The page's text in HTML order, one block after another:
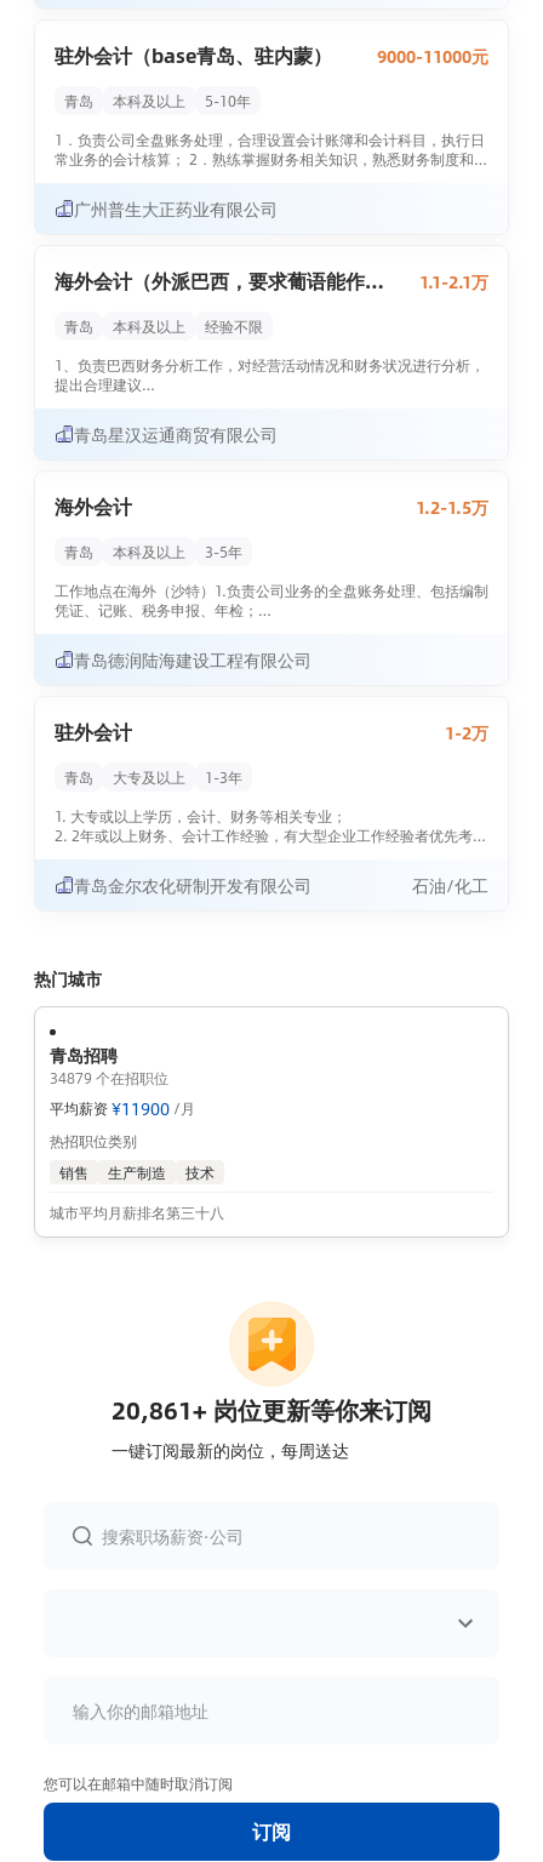
3、外派后，待遇从优。
驻外会计（base青岛、驻内蒙） 9000-11000元
青岛 本科及以上
5-10年
1．负责公司全盘账务处理，合理设置会计账簿和会计科目，执行日
常业务的会计核算； 2．熟练掌握财务相关知识，熟悉财务制度和税
3、正确进行会计处理，并依据相关的税收政策文件对业务收集相关
备查资料；
5、负责公司销售发票的开具、核算工作 ；
6、整理、装订并保管各类会计资料；
广州普生大正药业有限公司
海外会计（外派巴西，要求葡语能作为
工作语言）
1.1-2.1万
青岛 本科及以上
经验不限
1、负责巴西财务分析工作，对经营活动情况和财务状况进行分析，
提出合理建议
2.负责巴西子公司在执行过程中的资金、账务事宜，并定期向国内
上级汇报及反馈财务报表
4.协助巴西子公司会计核算合规、内控风险等自查审计
5.协助巴西子公司与国内公司的对账、结算等事宜
6.协助巴西子公司与国内公司支持部门之间对接工作，内部流程处
理工作; ...
青岛星汉运通商贸有限公司
海外会计 1.2-1.5万
青岛 本科及以上
3-5年
工作地点在海外（沙特）1.负责公司业务的全盘账务处理、包括编制
凭证、记账、税务申报、年检；
他财务报表；
3.负责公司基础税务等相关事项；
6.总账经验任职要求：
优先）;
青岛德润陆海建设工程有限公司
驻外会计 1-2万
青岛 大专及以上
1-3年
1. 大专或以上学历，会计、财务等相关专业；
2. 2年或以上财务、会计工作经验，有大型企业工作经验者优先考
3. 熟练运用ERP财务模块，熟悉财务报表和税务管理；
4. 具备较强的沟通、团队协作能力和业务分析能力；
青岛金尔农化研制开发有限公司 石油/化工
热门城市
青岛招聘
34879 个在招职位
平均薪资¥11900 /月
热招职位类别
销售
生产制造
技术
城市平均月薪排名第三十八
20,861+ 岗位更新等你来订阅
一键订阅最新的岗位，每周送达
订阅
您可以在邮箱中随时取消订阅